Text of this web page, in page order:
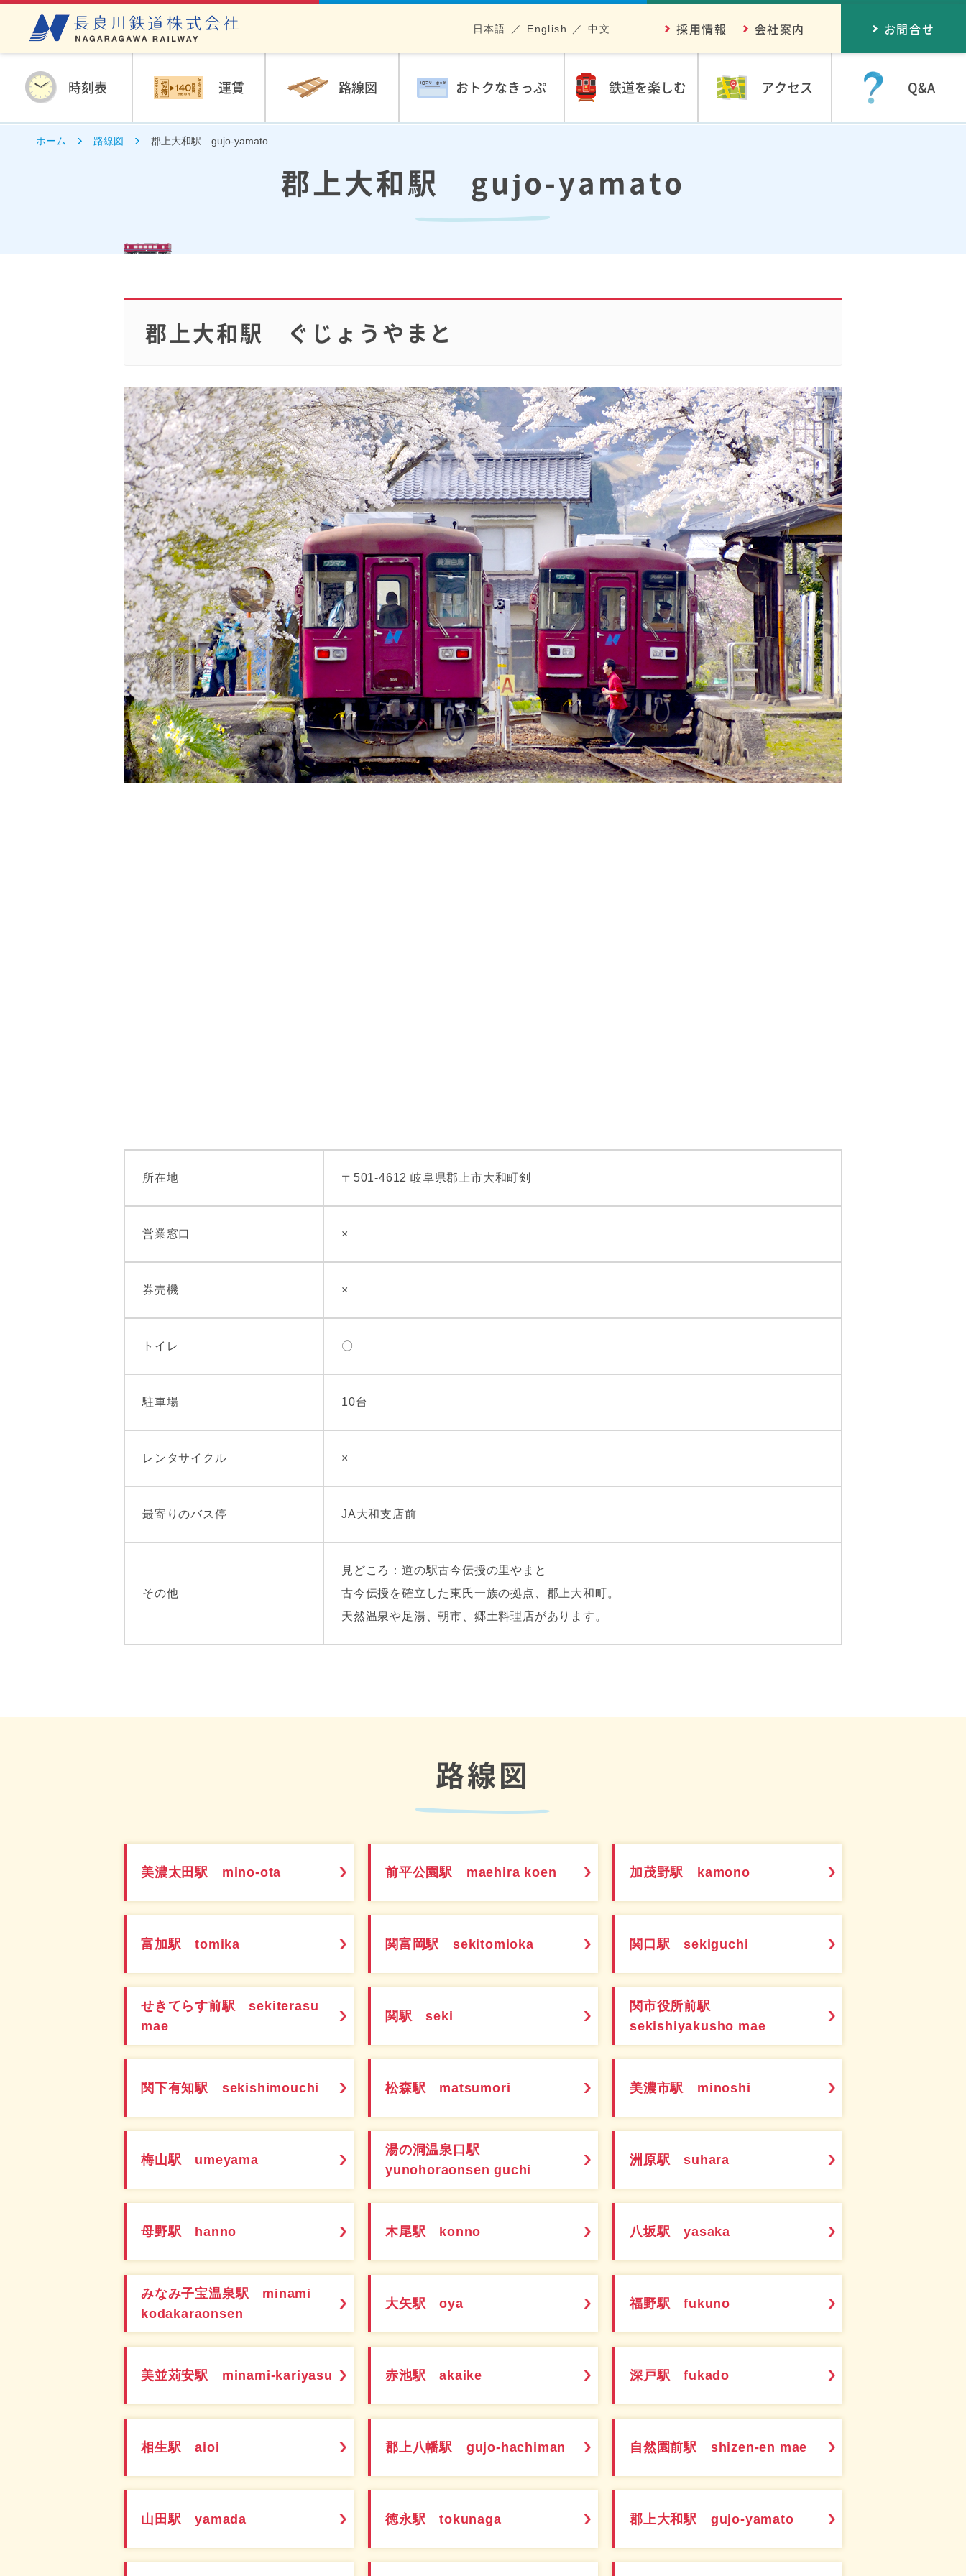
時刻表 運賃 路線図 おトクなきっぷ 鉄道を楽しむ アクセス Q&A
採用情報 会社案内
日本語 English 中文 お問合せ
ホーム 路線図 郡上大和駅 gujo-yamato
郡上大和駅 gujo-yamato
郡上大和駅 ぐじょうやまと
所在地 〒501-4612 岐阜県郡上市大和町剣
営業窓口 ×
券売機 ×
トイレ 〇
駐車場 10台
レンタサイクル ×
最寄りのバス停 JA大和支店前
その他
見どころ：道の駅古今伝授の里やまと
古今伝授を確立した東氏一族の拠点、郡上大和町。
天然温泉や足湯、朝市、郷土料理店があります。
路線図
美濃太田駅 mino-ota 前平公園駅 maehira koen 加茂野駅 kamono
富加駅 tomika 関富岡駅 sekitomioka 関口駅 sekiguchi
せきてらす前駅 sekiterasu
mae
関駅 seki
関市役所前駅
sekishiyakusho mae
関下有知駅 sekishimouchi 松森駅 matsumori 美濃市駅 minoshi
梅山駅 umeyama
湯の洞温泉口駅
yunohoraonsen guchi
洲原駅 suhara
母野駅 hanno 木尾駅 konno 八坂駅 yasaka
みなみ子宝温泉駅 minami
kodakaraonsen
大矢駅 oya 福野駅 fukuno
美並苅安駅 minami-kariyasu 赤池駅 akaike 深戸駅 fukado
相生駅 aioi 郡上八幡駅 gujo-hachiman 自然園前駅 shizen-en mae
山田駅 yamada 徳永駅 tokunaga 郡上大和駅 gujo-yamato